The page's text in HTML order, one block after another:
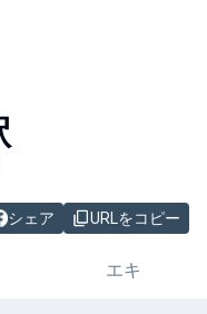
シェア URLをコピー
エキ